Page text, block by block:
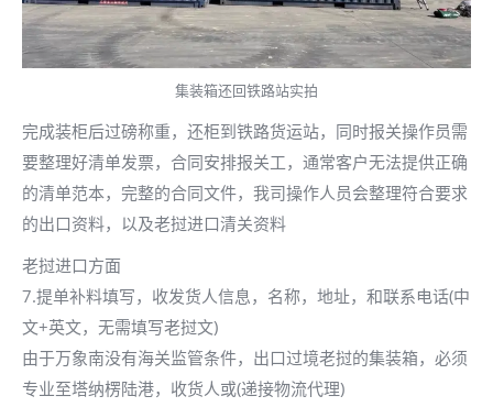
集装箱还回铁路站实拍
完成装柜后过磅称重，还柜到铁路货运站，同时报关操作员需
要整理好清单发票，合同安排报关工，通常客户无法提供正确
的清单范本，完整的合同文件，我司操作人员会整理符合要求
的出口资料，以及老挝进口清关资料
老挝进口方面
7.提单补料填写，收发货人信息，名称，地址，和联系电话(中
文+英文，无需填写老挝文)
由于万象南没有海关监管条件，出口过境老挝的集装箱，必须
专业至塔纳楞陆港，收货人或(递接物流代理)